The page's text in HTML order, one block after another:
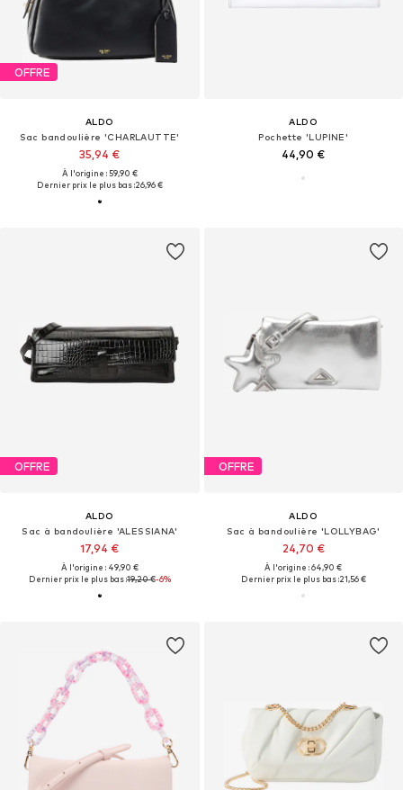
OFFRE
ALDO
Sac bandoulière 'CHARLAUTTE'
35,94 €
À l'origine : 59,90 €
Dernier prix le plus bas :26,96 €
ALDO
Pochette 'LUPINE'
44,90 €
OFFRE
ALDO
Sac à bandoulière 'ALESSIANA'
17,94 €
À l'origine : 49,90 €
Dernier prix le plus bas :19,20 €-6%
OFFRE
ALDO
Sac à bandoulière 'LOLLYBAG'
24,70 €
À l'origine : 64,90 €
Dernier prix le plus bas :21,56 €